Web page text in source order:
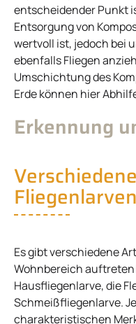
entscheidender Punkt
Entsorgung von
wertvoll ist, jedoch bei
ebenfalls Fliegen
Umschichtung des
Erde können hier
Erkennung
Fliegenlarven
Es gibt verschiedene
Wohnbereich
Hausfliegenlarve, die
Schmeißfliegenlarve.
charakteristischen